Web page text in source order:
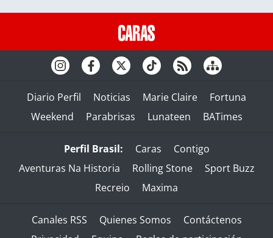
Diario Perfil Noticias Marie Claire
Fortuna
Weekend
Parabrisas Lunateen BATimes
Perfil Brasil: Caras
Contigo
Aventuras Na Historia
Rolling Stone
Sport Buzz
Recreio
Maxima
Canales RSS Quienes Somos
Contáctenos